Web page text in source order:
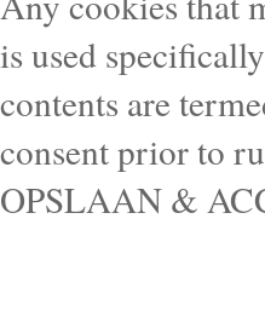
is used
contents are
consent prior to
OPSLAAN &